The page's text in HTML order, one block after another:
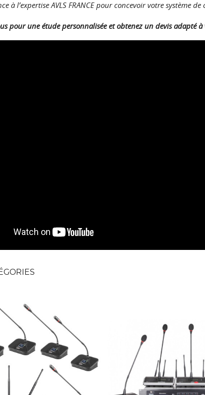
à l’expertise AVLS FRANCE pour concevoir votre système
pour une étude personnalisée et obtenez un devis adapté à